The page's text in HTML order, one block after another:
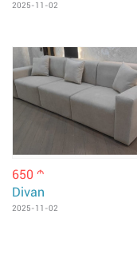
2025-11-02
650 m
Divan
2025-11-02